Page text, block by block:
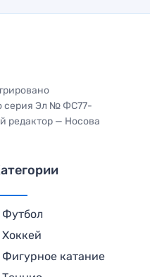
серия Эл № ФС77-
редактор — Носова
Футбол
Хоккей
Фигурное катание